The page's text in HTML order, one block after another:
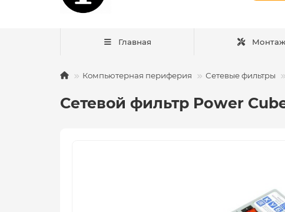
Главная
Компьютерная периферия Сетевые фильтры
Сетевой фильтр Power